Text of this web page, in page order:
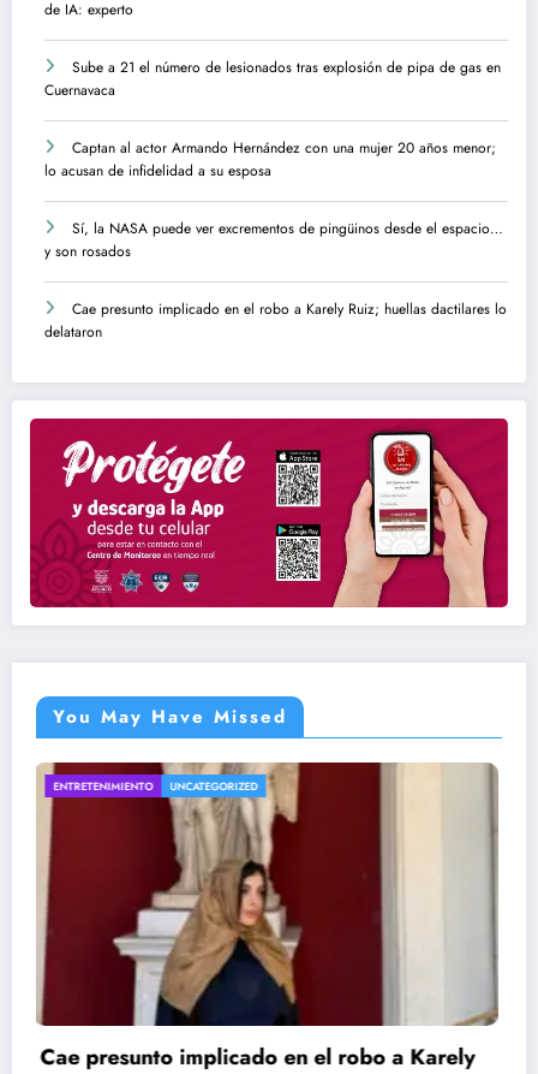
de IA: experto
Sube a 21 el número de lesionados tras explosión de pipa de gas en
Cuernavaca
Captan al actor Armando Hernández con una mujer 20 años menor;
lo acusan de infidelidad a su esposa
Sí, la NASA puede ver excrementos de pingüinos desde el espacio…
y son rosados
Cae presunto implicado en el robo a Karely Ruiz; huellas dactilares lo
delataron
You May Have Missed
UNCATEGORIZED
“El banderazo de la extorsión es de